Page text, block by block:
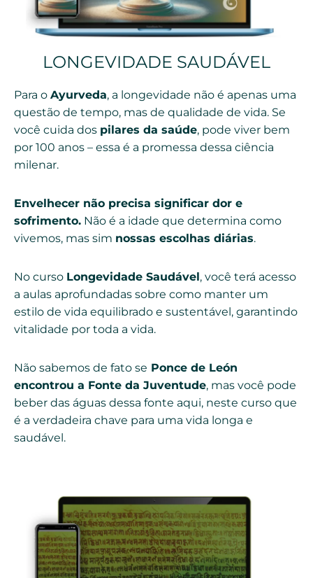
LONGEVIDADE SAUDÁVEL
Para o Ayurveda, a longevidade não é apenas uma
questão de tempo, mas de qualidade de vida. Se
você cuida dos pilares da saúde, pode viver bem
por 100 anos – essa é a promessa dessa ciência
milenar.
Envelhecer não precisa significar dor e
sofrimento. Não é a idade que determina como
vivemos, mas sim nossas escolhas diárias.
No curso Longevidade Saudável, você terá acesso
a aulas aprofundadas sobre como manter um
estilo de vida equilibrado e sustentável, garantindo
vitalidade por toda a vida.
Não sabemos de fato se Ponce de León
encontrou a Fonte da Juventude, mas você pode
beber das águas dessa fonte aqui, neste curso que
é a verdadeira chave para uma vida longa e
saudável.